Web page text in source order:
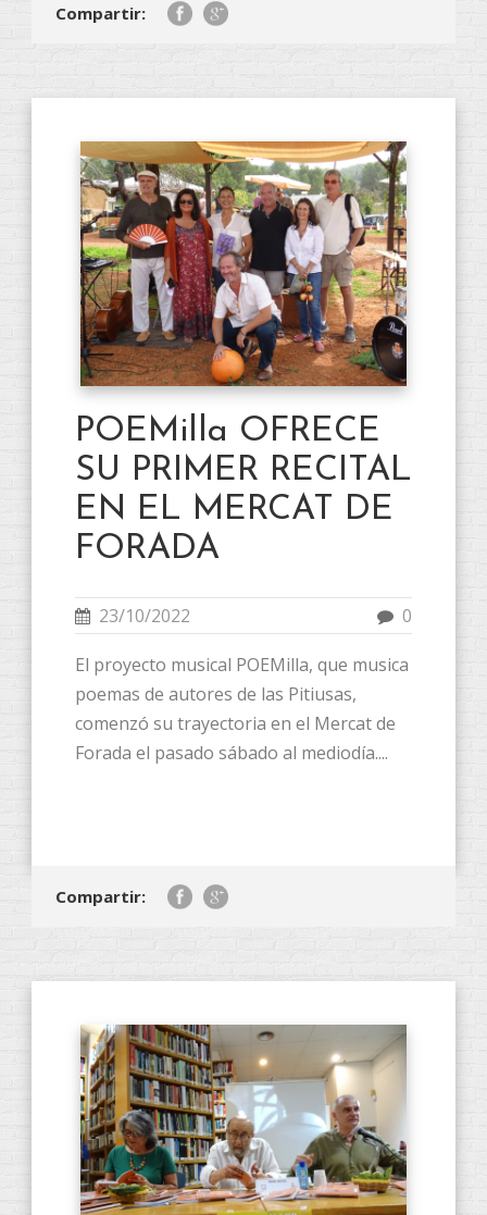
Compartir:
POEMilla OFRECE
SU PRIMER RECITAL
EN EL MERCAT DE
FORADA
23/10/2022 0
El proyecto musical POEMilla, que musica
poemas de autores de las Pitiusas,
comenzó su trayectoria en el Mercat de
Forada el pasado sábado al mediodía....
Compartir: